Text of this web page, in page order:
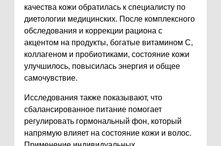
качества кожи обратилась к специалисту по
диетологии медицинских. После комплексного
обследования и коррекции рациона с
акцентом на продукты, богатые витамином C,
коллагеном и пробиотиками, состояние кожи
улучшилось, повысилась энергия и общее
самочувствие.
Исследования также показывают, что
сбалансированное питание помогает
регулировать гормональный фон, который
напрямую влияет на состояние кожи и волос.